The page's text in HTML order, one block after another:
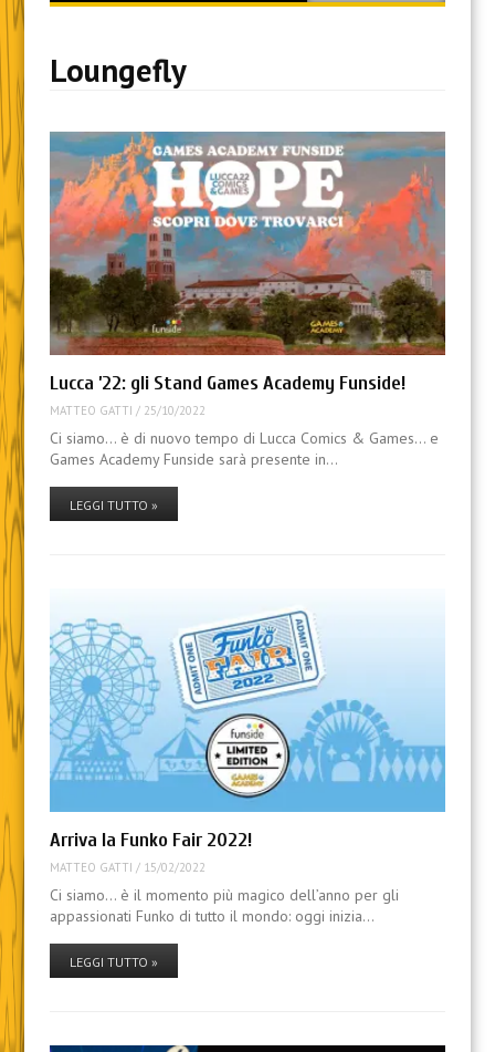
content
Loungefly
Lucca ’22: gli Stand Games Academy Funside!
MATTEO GATTI / 25/10/2022
Ci siamo… è di nuovo tempo di Lucca Comics & Games… e
Games Academy Funside sarà presente in…
LEGGI TUTTO »
Arriva la Funko Fair 2022!
MATTEO GATTI / 15/02/2022
Ci siamo… è il momento più magico dell’anno per gli
appassionati Funko di tutto il mondo: oggi inizia…
LEGGI TUTTO »